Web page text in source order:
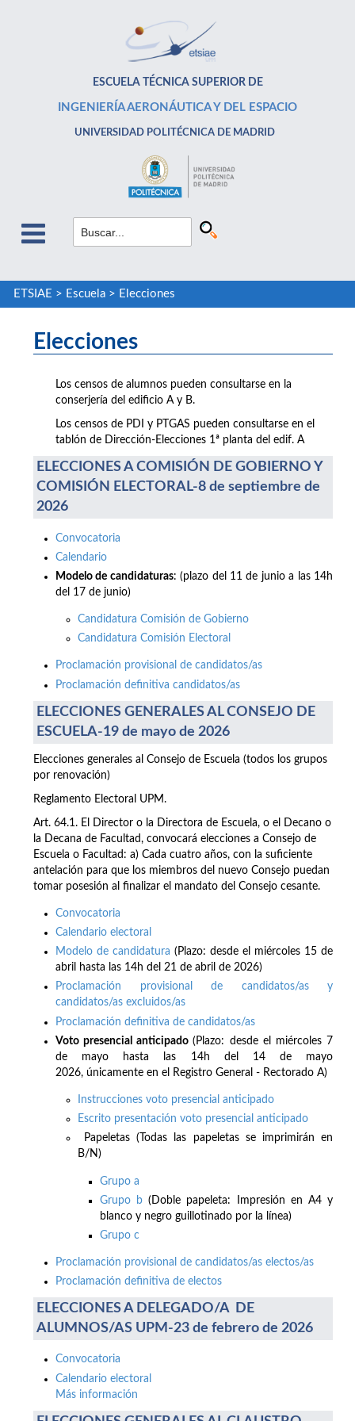
ESCUELA TÉCNICA SUPERIOR DE
INGENIERÍA AERONÁUTICA Y DEL ESPACIO
UNIVERSIDAD POLITÉCNICA DE MADRID
ETSIAE > Escuela> Elecciones
Elecciones
Los censos de alumnos pueden consultarse en la
conserjería del edificio A y B.
Los censos de PDI y PTGAS pueden consultarse en el
tablón de Dirección-Elecciones 1ª planta del edif. A
ELECCIONES A COMISIÓN DE GOBIERNO Y
COMISIÓN ELECTORAL-8 de septiembre de
2026
Convocatoria
Calendario
Modelo de candidaturas: (plazo del 11 de junio a las 14h
del 17 de junio)
Candidatura Comisión de Gobierno
Candidatura Comisión Electoral
Proclamación provisional de candidatos/as
Proclamación definitiva candidatos/as
ELECCIONES GENERALES AL CONSEJO DE
ESCUELA-19 de mayo de 2026
Elecciones generales al Consejo de Escuela (todos los grupos
por renovación)
Reglamento Electoral UPM.
Art. 64.1. El Director o la Directora de Escuela, o el Decano o
la Decana de Facultad, convocará elecciones a Consejo de
Escuela o Facultad: a) Cada cuatro años, con la suficiente
antelación para que los miembros del nuevo Consejo puedan
tomar posesión al finalizar el mandato del Consejo cesante.
Convocatoria
Calendario electoral
Modelo de candidatura (Plazo: desde el miércoles 15 de
abril hasta las 14h del 21 de abril de 2026)
Proclamación provisional de candidatos/as y
candidatos/as excluidos/as
Proclamación definitiva de candidatos/as
Voto presencial anticipado(Plazo: desde el miércoles 7
de mayo hasta las 14h del 14 de mayo
2026, únicamente en el Registro General - Rectorado A)
Instrucciones voto presencial anticipado
Escrito presentación voto presencial anticipado
Papeletas (Todas las papeletas se imprimirán en
B/N)
Grupo a
Grupo b (Doble papeleta: Impresión en A4 y
blanco y negro guillotinado por la línea)
Grupo c
Proclamación provisional de candidatos/as electos/as
Proclamación definitiva de electos
ELECCIONES A DELEGADO/A DE
ALUMNOS/AS UPM-23 de febrero de 2026
Convocatoria
Calendario electoral
Más información